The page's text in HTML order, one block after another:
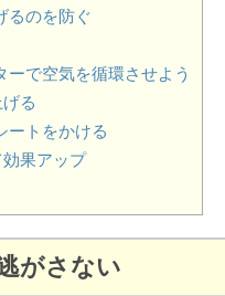
るのを防ぐ
で空気を循環させよう
る
ートをかける
果アップ
がさない